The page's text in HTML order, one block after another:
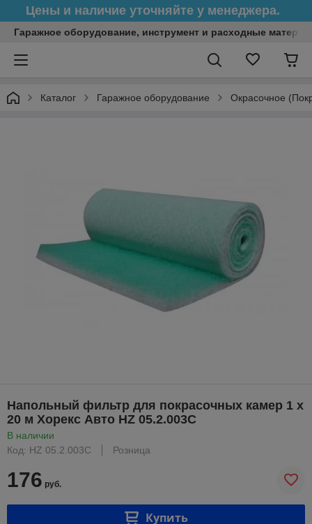
Цены и наличие уточняйте у менеджера.
Гаражное оборудование, инструмент и расходные
Каталог Гаражное оборудование Окрасочное
Напольный фильтр для покрасочных камер 1 х
20 м Хорекс Авто HZ 05.2.003C
В наличии
Код: HZ 05.2.003C
Розница
176 руб.
Купить